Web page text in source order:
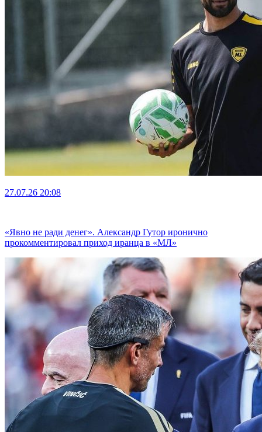
27.07.26 20:08
«Явно не ради денег». Александр Гутор иронично
прокомментировал приход иранца в «МЛ»